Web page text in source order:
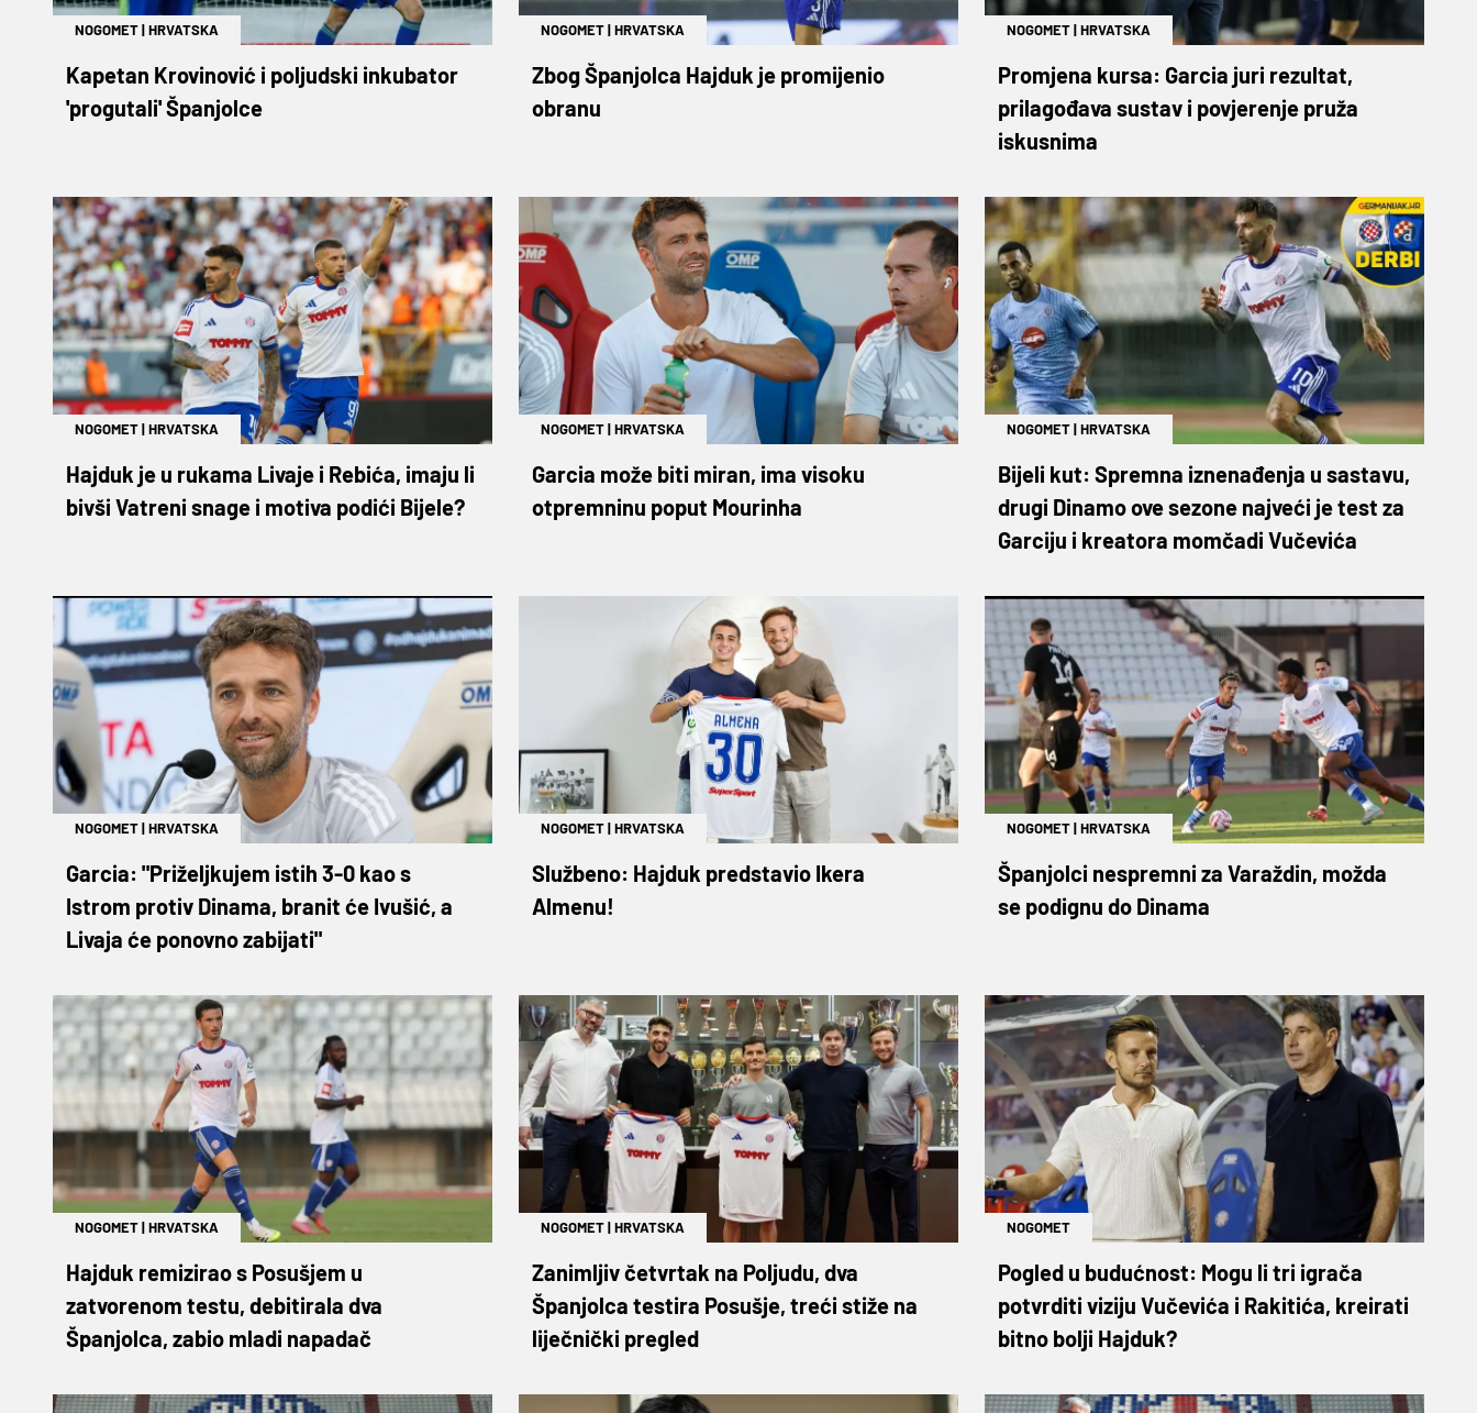
NOGOMET|HRVATSKA
Kapetan Krovinović i poljudski inkubator
'progutali' Španjolce
NOGOMET|HRVATSKA
Zbog Španjolca Hajduk je promijenio
obranu
NOGOMET|HRVATSKA
Promjena kursa: Garcia juri rezultat,
prilagođava sustav i povjerenje pruža
iskusnima
NOGOMET|HRVATSKA
Hajduk je u rukama Livaje i Rebića, imaju li
bivši Vatreni snage i motiva podići Bijele?
NOGOMET|HRVATSKA
Garcia može biti miran, ima visoku
otpremninu poput Mourinha
NOGOMET|HRVATSKA
Bijeli kut: Spremna iznenađenja u sastavu,
drugi Dinamo ove sezone najveći je test za
Garciju i kreatora momčadi Vučevića
NOGOMET|HRVATSKA
Garcia: "Priželjkujem istih 3-0 kao s
Istrom protiv Dinama, branit će Ivušić, a
Livaja će ponovno zabijati"
NOGOMET|HRVATSKA
Službeno: Hajduk predstavio Ikera
Almenu!
NOGOMET|HRVATSKA
Španjolci nespremni za Varaždin, možda
se podignu do Dinama
NOGOMET|HRVATSKA
Hajduk remizirao s Posušjem u
zatvorenom testu, debitirala dva
Španjolca, zabio mladi napadač
NOGOMET|HRVATSKA
Zanimljiv četvrtak na Poljudu, dva
Španjolca testira Posušje, treći stiže na
liječnički pregled
NOGOMET
Pogled u budućnost: Mogu li tri igrača
potvrditi viziju Vučevića i Rakitića, kreirati
bitno bolji Hajduk?